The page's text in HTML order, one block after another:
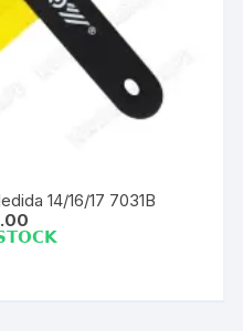
14/16/17 7031B